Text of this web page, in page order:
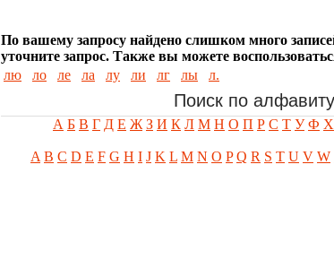
По вашему запросу найдено слишком много
уточните запрос. Также вы можете
лю
ло ле ла лу ли лг лы л.
Поиск по алфавиту
А Б В Г Д Е Ж З И К Л М Н О П Р С Т У Ф Х
A B C D E F G H I J K L M N O P Q R S T U V W